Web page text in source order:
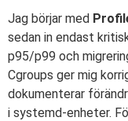
Jag börjar med
sedan in endast
p95/p99 och
Cgroups ger mig
dokumenterar
i systemd-enheter.